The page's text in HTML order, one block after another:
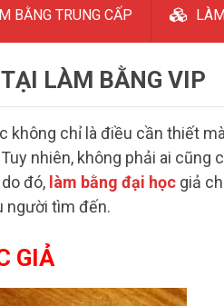
BẰNG TRUNG CẤP
LÀM BẰNG VIP
không chỉ là điều cần thiết
nhiên, không phải ai cũng
đó, làm bằng đại học giả
người tìm đến.
GIẢ